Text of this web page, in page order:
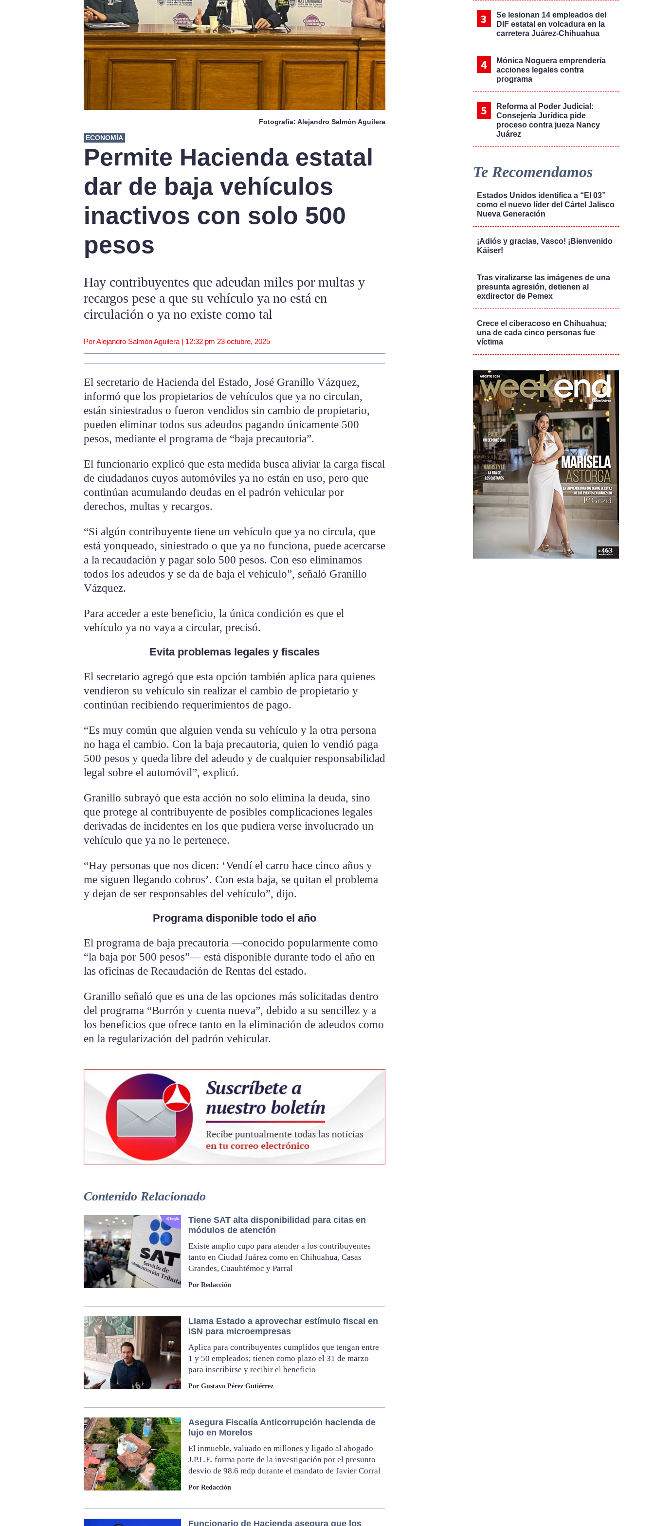
Fotografía: Alejandro Salmón Aguilera
ECONOMÍA
Permite Hacienda estatal
dar de baja vehículos
inactivos con solo 500
pesos
Hay contribuyentes que adeudan miles por multas y
recargos pese a que su vehículo ya no está en
circulación o ya no existe como tal
Por Alejandro Salmón Aguilera | 12:32 pm 23 octubre, 2025
El secretario de Hacienda del Estado, José Granillo Vázquez,
informó que los propietarios de vehículos que ya no circulan,
están siniestrados o fueron vendidos sin cambio de propietario,
pueden eliminar todos sus adeudos pagando únicamente 500
pesos, mediante el programa de “baja precautoria”.
El funcionario explicó que esta medida busca aliviar la carga fiscal
de ciudadanos cuyos automóviles ya no están en uso, pero que
continúan acumulando deudas en el padrón vehicular por
derechos, multas y recargos.
“Si algún contribuyente tiene un vehículo que ya no circula, que
está yonqueado, siniestrado o que ya no funciona, puede acercarse
a la recaudación y pagar solo 500 pesos. Con eso eliminamos
todos los adeudos y se da de baja el vehículo”, señaló Granillo
Vázquez.
Para acceder a este beneficio, la única condición es que el
vehículo ya no vaya a circular, precisó.
Evita problemas legales y fiscales
El secretario agregó que esta opción también aplica para quienes
vendieron su vehículo sin realizar el cambio de propietario y
continúan recibiendo requerimientos de pago.
“Es muy común que alguien venda su vehículo y la otra persona
no haga el cambio. Con la baja precautoria, quien lo vendió paga
500 pesos y queda libre del adeudo y de cualquier responsabilidad
legal sobre el automóvil”, explicó.
Granillo subrayó que esta acción no solo elimina la deuda, sino
que protege al contribuyente de posibles complicaciones legales
derivadas de incidentes en los que pudiera verse involucrado un
vehículo que ya no le pertenece.
“Hay personas que nos dicen: ‘Vendí el carro hace cinco años y
me siguen llegando cobros’. Con esta baja, se quitan el problema
y dejan de ser responsables del vehículo”, dijo.
Programa disponible todo el año
El programa de baja precautoria —conocido popularmente como
“la baja por 500 pesos”— está disponible durante todo el año en
las oficinas de Recaudación de Rentas del estado.
Granillo señaló que es una de las opciones más solicitadas dentro
del programa “Borrón y cuenta nueva”, debido a su sencillez y a
los beneficios que ofrece tanto en la eliminación de adeudos como
en la regularización del padrón vehicular.
Contenido Relacionado
Tiene SAT alta disponibilidad para citas en
módulos de atención
Existe amplio cupo para atender a los contribuyentes
tanto en Ciudad Juárez como en Chihuahua, Casas
Grandes, Cuauhtémoc y Parral
Por Redacción
Llama Estado a aprovechar estímulo fiscal en
ISN para microempresas
Aplica para contribuyentes cumplidos que tengan entre
1 y 50 empleados; tienen como plazo el 31 de marzo
para inscribirse y recibir el beneficio
Por Gustavo Pérez Gutiérrez
Asegura Fiscalía Anticorrupción hacienda de
lujo en Morelos
El inmueble, valuado en millones y ligado al abogado
J.P.L.E. forma parte de la investigación por el presunto
desvío de 98.6 mdp durante el mandato de Javier Corral
Por Redacción
Funcionario de Hacienda asegura que los
Se lesionan 14 empleados del
DIF estatal en volcadura en la
carretera Juárez-Chihuahua
Mónica Noguera emprendería
acciones legales contra
programa
Reforma al Poder Judicial:
Consejería Jurídica pide
proceso contra jueza Nancy
Juárez
Te Recomendamos
Estados Unidos identifica a “El 03”
como el nuevo líder del Cártel Jalisco
Nueva Generación
¡Adiós y gracias, Vasco! ¡Bienvenido
Káiser!
Tras viralizarse las imágenes de una
presunta agresión, detienen al
exdirector de Pemex
Crece el ciberacoso en Chihuahua;
una de cada cinco personas fue
víctima